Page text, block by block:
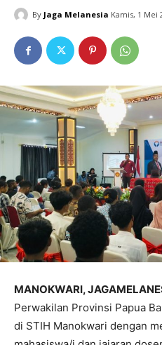
By Jaga Melanesia Kamis, 1 Mei
MANOKWARI,
Perwakilan Provinsi Papua
di STIH Manokwari dengan